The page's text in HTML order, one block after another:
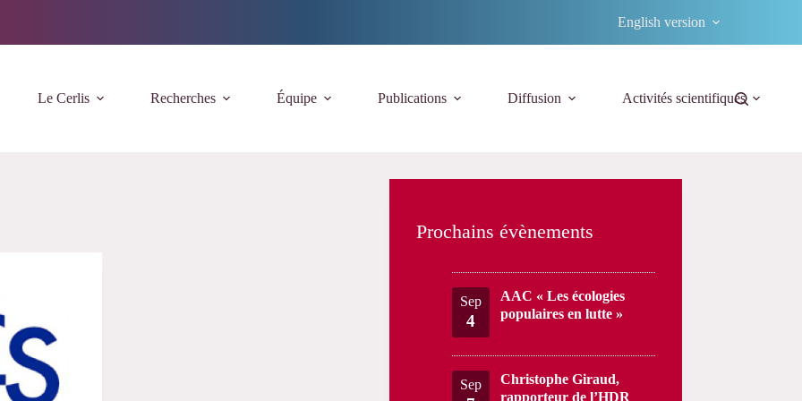
English version
Le Cerlis Recherches Équipe Publications Diffusion Activités scientifiques
Prochains évènements
Sep
4
AAC « Les écologies
populaires en lutte »
Sep
Christophe Giraud,
rapporteur de l’HDR